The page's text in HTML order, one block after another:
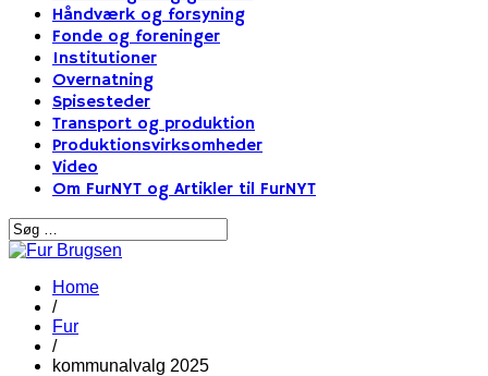
Håndværk og forsyning
Fonde og foreninger
Institutioner
Overnatning
Spisesteder
Transport og produktion
Produktionsvirksomheder
Video
Om FurNYT og Artikler til FurNYT
Home
/
Fur
/
kommunalvalg 2025